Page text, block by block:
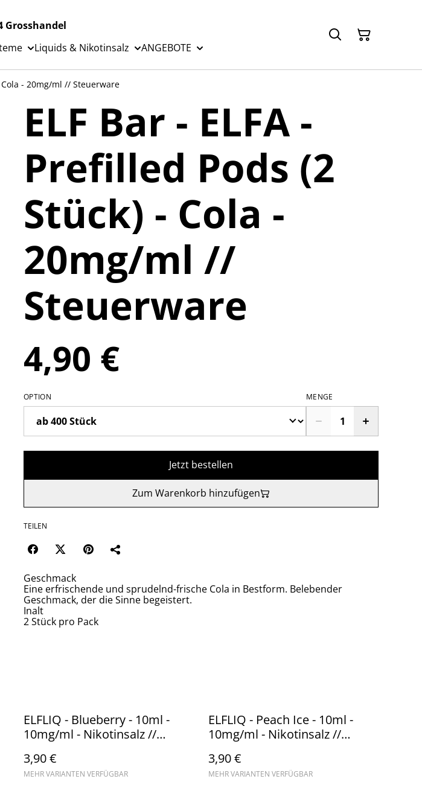
Grosshandel
Liquids & Nikotinsalz ANGEBOTE
Cola - 20mg/ml // Steuerware
ELF Bar - ELFA -
Prefilled Pods (2
Stück) - Cola -
20mg/ml //
Steuerware
4,90 €
OPTION MENGE
Jetzt bestellen
Zum Warenkorb hinzufügen
TEILEN
Geschmack
Eine erfrischende und sprudelnd-frische Cola in Bestform. Belebender
Geschmack, der die Sinne begeistert.
Inalt
2 Stück pro Pack
ELFLIQ - Blueberry - 10ml -
10mg/ml - Nikotinsalz //
3,90 €
MEHR VARIANTEN VERFÜGBAR
ELFLIQ - Peach Ice - 10ml -
10mg/ml - Nikotinsalz //
3,90 €
MEHR VARIANTEN VERFÜGBAR